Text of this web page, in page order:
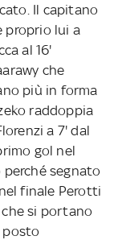
Il capitano
proprio lui a
al 16'
che
più in forma
raddoppia
a 7' dal
gol nel
segnato
finale Perotti
si portano
posto